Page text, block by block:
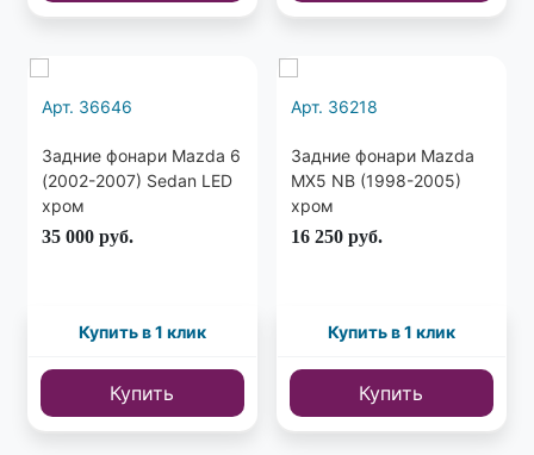
Арт. 36646
Задние фонари Mazda 6
(2002-2007) Sedan LED
хром
35 000 руб.
Купить в 1 клик
Купить
Арт. 36218
Задние фонари Mazda
MX5 NB (1998-2005)
хром
16 250 руб.
Купить в 1 клик
Купить